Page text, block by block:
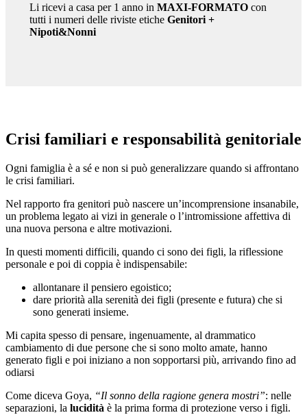
Li ricevi a casa per 1 anno in MAXI-FORMATOcon
tutti i numeri delle riviste etiche Genitori +
Nipoti&Nonni
Crisi familiari e responsabilità genitoriale
Ogni famiglia è a sé e non si può generalizzare quando si affrontano
le crisi familiari.
Nel rapporto fra genitori può nascere un’incomprensione insanabile,
un problema legato ai vizi in generale o l’intromissione affettiva di
una nuova persona e altre motivazioni.
In questi momenti difficili, quando ci sono dei figli, la riflessione
personale e poi di coppia è indispensabile:
allontanare il pensiero egoistico;
dare priorità alla serenità dei figli (presente e futura) che si
sono generati insieme.
Mi capita spesso di pensare, ingenuamente, al drammatico
cambiamento di due persone che si sono molto amate, hanno
generato figli e poi iniziano a non sopportarsi più, arrivando fino ad
odiarsi
Come diceva Goya, “Il sonno della ragione genera mostri”: nelle
separazioni, la lucidità è la prima forma di protezione verso i figli.